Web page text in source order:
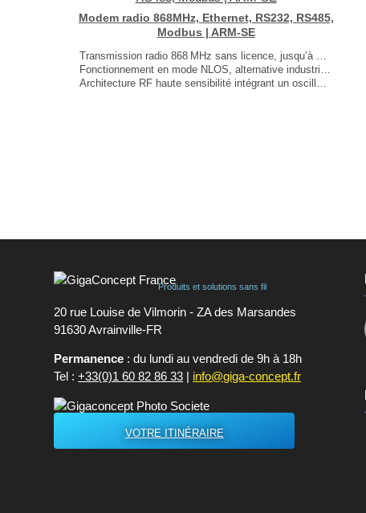
Modem radio 868MHz, Ethernet, RS232, RS485,
Modbus | ARM-SE
Transmission radio 868 MHz sans licence, jusqu’à 500 mW
Fonctionnement en mode NLOS, alternative industrielle au Wi‑Fi
Architecture RF haute sensibilité intégrant un oscillateur TCXO
Produits et solutions sans fil
20 rue Louise de Vilmorin - ZA des Marsandes
91630 Avrainvilleㅤ-ㅤFR
Permanence : du lundi au vendredi de 9h à 18h
Tel :+33(0)1 60 82 86 33 info@giga-concept.fr
VOTRE ITINÉRAIRE